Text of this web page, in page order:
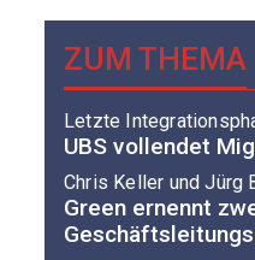
ZUM THEMA
Letzte
UBS vollendet
Chris Keller und Jürg
Green ernennt